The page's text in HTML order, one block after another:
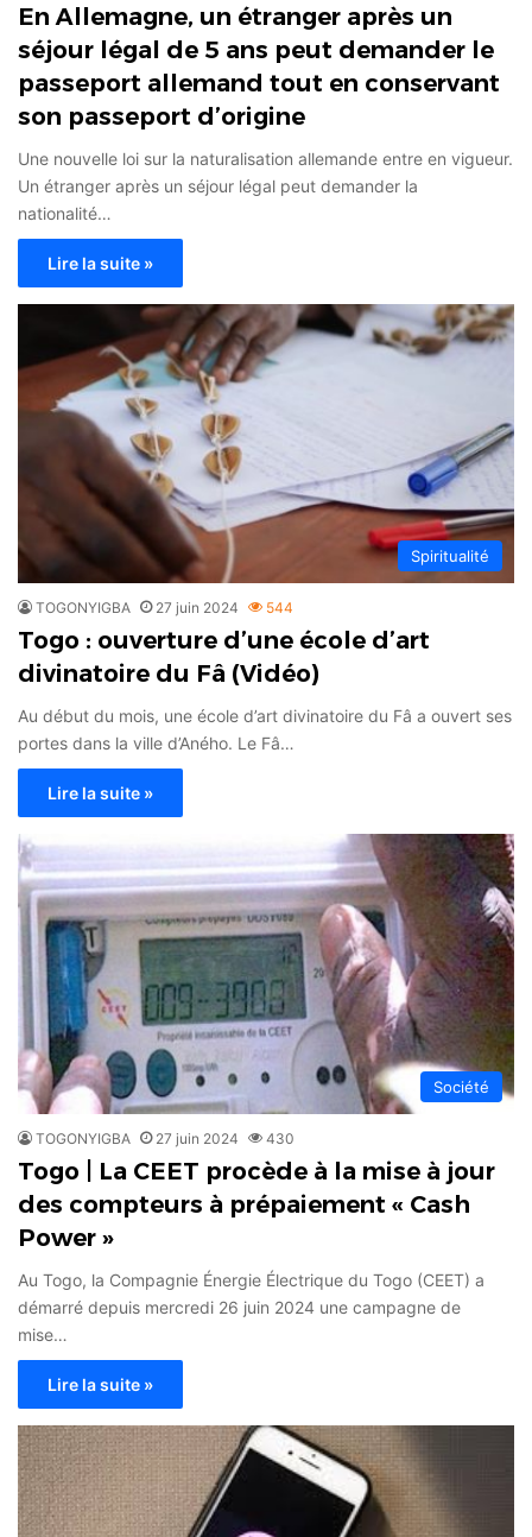
En Allemagne, un étranger après un
séjour légal de 5 ans peut demander le
passeport allemand tout en conservant
son passeport d’origine
Une nouvelle loi sur la naturalisation allemande entre en vigueur.
Un étranger après un séjour légal peut demander la
nationalité…
Lire la suite »
Spiritualité
TOGONYIGBA 27 juin 2024 544
Togo : ouverture d’une école d’art
divinatoire du Fâ (Vidéo)
Au début du mois, une école d’art divinatoire du Fâ a ouvert ses
portes dans la ville d’Aného. Le Fâ…
Lire la suite »
Société
TOGONYIGBA 27 juin 2024 430
Togo | La CEET procède à la mise à jour
des compteurs à prépaiement « Cash
Power »
Au Togo, la Compagnie Énergie Électrique du Togo (CEET) a
démarré depuis mercredi 26 juin 2024 une campagne de
mise…
Lire la suite »